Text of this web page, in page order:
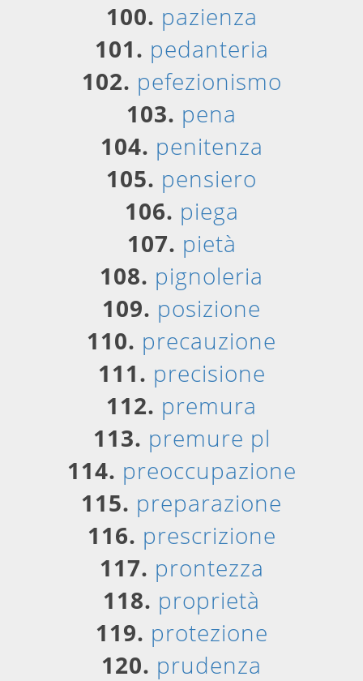
100. pazienza
101. pedanteria
102. pefezionismo
103. pena
104. penitenza
105. pensiero
106. piega
107. pietà
108. pignoleria
109. posizione
110. precauzione
111. precisione
112. premura
113. premure pl
114. preoccupazione
115. preparazione
116. prescrizione
117. prontezza
118. proprietà
119. protezione
120. prudenza